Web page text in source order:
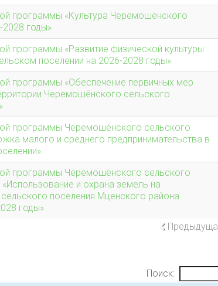
программы «Культура Черемошёнского
2028 годы»
программы «Развитие физической культуры
поселении на 2026-2028 годы»
программы «Обеспечение первичных мер
Черемошёнского сельского
программы Черемошёнского сельского
малого и среднего предпринимательства в
программы Черемошёнского сельского
и охрана земель на
поселения Мценского района
годы»
Поиск: